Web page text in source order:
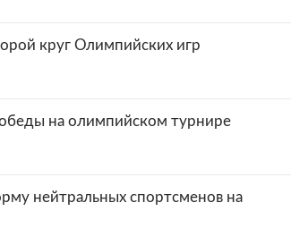
круг Олимпийских игр
на олимпийском турнире
нейтральных спортсменов на